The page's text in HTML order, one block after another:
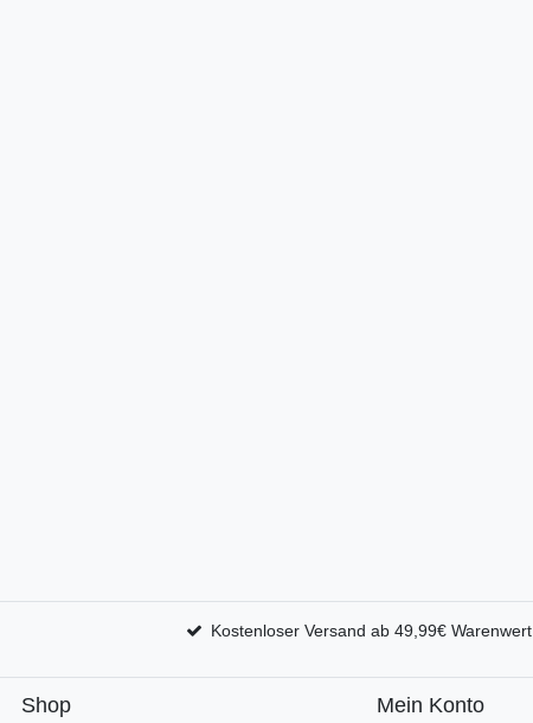
Kostenloser Versand ab 49,99€ Warenwert
Shop Mein Konto